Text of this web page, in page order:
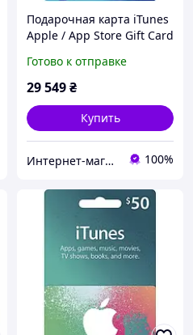
Подарочная карта iTunes
Apple / App Store Gift Card
Готово к отправке
29 549₴
Купить
Интернет-магазин "KeyStoreGame" 100%